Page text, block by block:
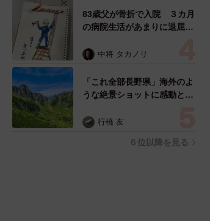
83歳父が骨折で入院 ３カ月
の病院生活があまりに退屈で
い！」→スケッチブックを見
すよ…」
中将 タカノリ
「これ全部長野県」海外のよ
うな絶景ショットに感動と反
ったんだって気づいた」
行橋 友
６位以降を見る